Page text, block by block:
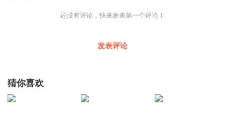
还没有评论，快来发表第一个评论！
发表评论
猜你喜欢